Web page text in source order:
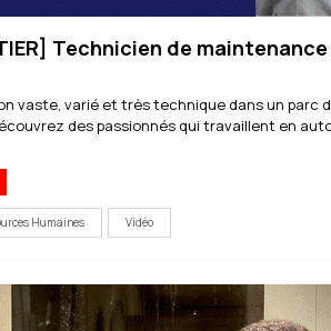
Technicien de maintenance
vaste, varié et très technique dans un parc
des passionnés qui travaillent en
Humaines Vidéo